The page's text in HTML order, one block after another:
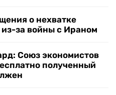
о нехватке
за войны с Ираном
Союз экономистов
полученный